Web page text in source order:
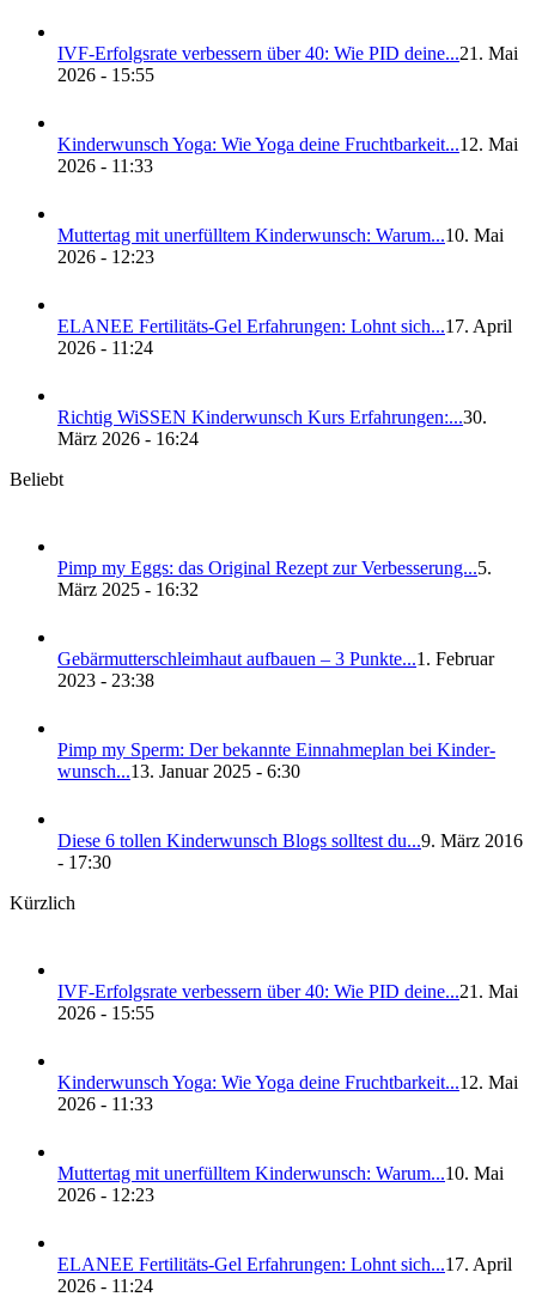
IVF-Erfolgs­ra­te ver­bes­sern über 40: Wie PID dei­ne...21. Mai
2026 - 15:55
Kin­der­wunsch Yoga: Wie Yoga dei­ne Frucht­bar­keit...12. Mai
2026 - 11:33
Mut­ter­tag mit uner­füll­tem Kin­der­wunsch: War­um...10. Mai
2026 - 12:23
ELANEE Fer­ti­li­täts-Gel Erfah­run­gen: Lohnt sich...17. April
2026 - 11:24
Rich­tig WiS­SEN Kin­der­wunsch Kurs Erfah­run­gen:...30.
März 2026 - 16:24
Beliebt
Pimp my Eggs: das Ori­gi­nal Rezept zur Ver­bes­se­rung...5.
März 2025 - 16:32
Gebär­mut­ter­schleim­haut auf­bau­en – 3 Punk­te...1. Februar
2023 - 23:38
Pimp my Sperm: Der bekann­te Ein­nah­me­plan bei Kin­der­
wunsch...13. Januar 2025 - 6:30
Die­se 6 tol­len Kin­der­wunsch Blogs soll­test du...9. März 2016
- 17:30
Kürzlich
IVF-Erfolgs­ra­te ver­bes­sern über 40: Wie PID dei­ne...21. Mai
2026 - 15:55
Kin­der­wunsch Yoga: Wie Yoga dei­ne Frucht­bar­keit...12. Mai
2026 - 11:33
Mut­ter­tag mit uner­füll­tem Kin­der­wunsch: War­um...10. Mai
2026 - 12:23
ELANEE Fer­ti­li­täts-Gel Erfah­run­gen: Lohnt sich...17. April
2026 - 11:24